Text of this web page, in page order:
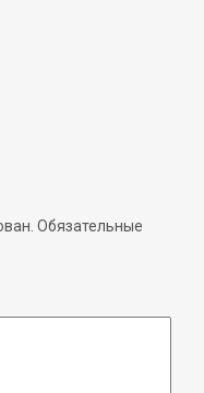
Обязательные